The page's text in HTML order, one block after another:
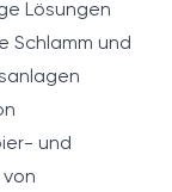
Lösungen
Schlamm und
und